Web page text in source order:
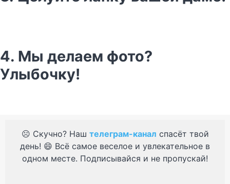
4. Мы делаем фото?
Улыбочку!
☹️ Скучно? Наш телеграм-канал спасёт твой
день! 😄 Всё самое веселое и увлекательное в
одном месте. Подписывайся и не пропускай!